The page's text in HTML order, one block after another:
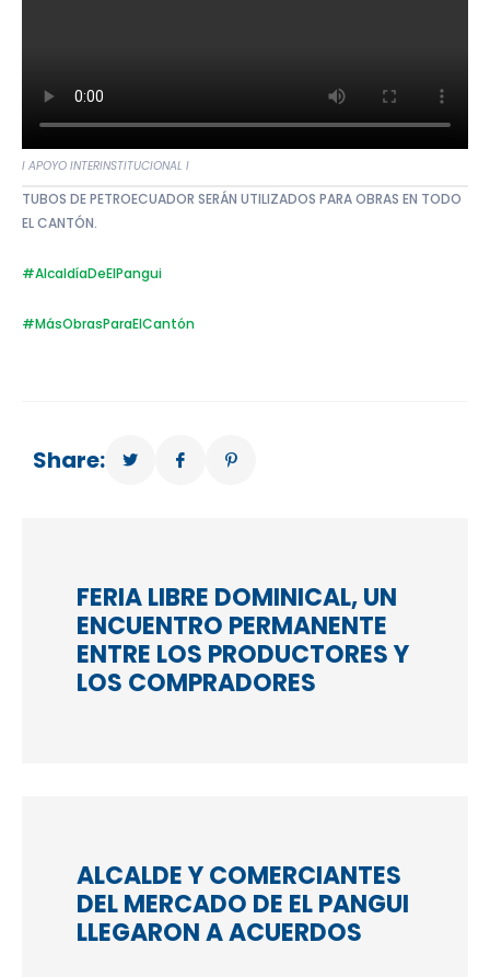
I APOYO INTERINSTITUCIONAL I
TUBOS DE PETROECUADOR SERÁN UTILIZADOS PARA OBRAS EN TODO
EL CANTÓN.
#AlcaldíaDeElPangui
#MásObrasParaElCantón
Share:
FERIA LIBRE DOMINICAL, UN
ENCUENTRO PERMANENTE
ENTRE LOS PRODUCTORES Y
LOS COMPRADORES
ALCALDE Y COMERCIANTES
DEL MERCADO DE EL PANGUI
LLEGARON A ACUERDOS